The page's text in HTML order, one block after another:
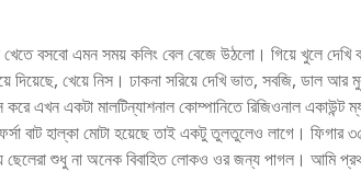
বসবো এমন সময় কলিং বেল বেজে উঠলো। গিয়ে খুলে দেখি
দিয়েছে, খেয়ে নিস। ঢাকনা সরিয়ে দেখি ভাত, সবজি, ডাল আর
এখন একটা মালটিন্যাশনাল কোম্পানিতে রিজিওনাল একাউন্ট
বাট হাল্কা মোটা হয়েছে তাই একটু তুলতুলেও লাগে। ফিগার
শুধু না অনেক বিবাহিত লোকও ওর জন্য পাগল। আমি